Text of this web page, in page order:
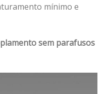
mínimo e
sem parafusos